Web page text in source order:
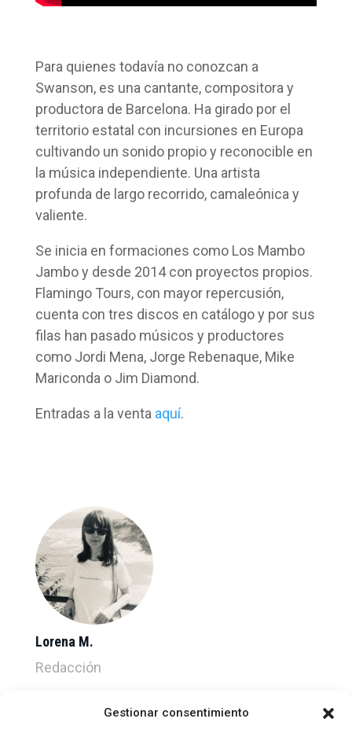
Gestionar consentimiento
Para quienes todavía no conozcan a
Swanson, es una cantante, compositora y
productora de Barcelona. Ha girado por el
territorio estatal con incursiones en Europa
cultivando un sonido propio y reconocible en
la música independiente. Una artista
profunda de largo recorrido, camaleónica y
valiente.
Se inicia en formaciones como Los Mambo
Jambo y desde 2014 con proyectos propios.
Flamingo Tours, con mayor repercusión,
cuenta con tres discos en catálogo y por sus
filas han pasado músicos y productores
como Jordi Mena, Jorge Rebenaque, Mike
Mariconda o Jim Diamond.
Entradas a la venta aquí.
Lorena M.
Redacción